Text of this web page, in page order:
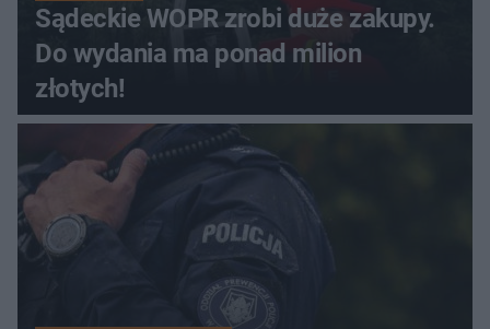
Sądeckie WOPR zrobi duże zakupy.
Do wydania ma ponad milion
złotych!